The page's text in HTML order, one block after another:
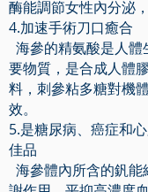
酶能調節女性內分泌
4.加速手術刀口癒合
海參的精氨酸是人
要物質，是合成人體
料，刺參粘多糖對機
效。
5.是糖尿病、癌症和
佳品
海參體內所含的釩